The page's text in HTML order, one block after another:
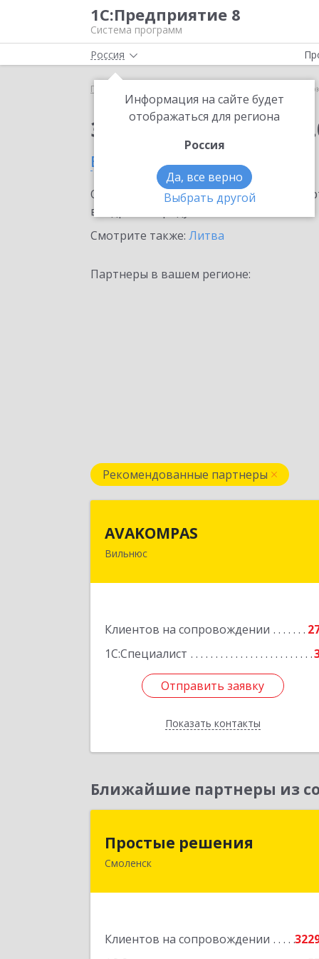
1С:Предприятие 8
Система программ
Россия
Информация на сайте будет
отображаться для региона
Россия
Да, все верно
Выбрать другой
Главная
Заказать 1С:Сверка
в Вильнюсе
Ознакомьтесь с информационными
внедрение продукта.
Смотрите также: Литва
Партнеры в вашем регионе:
Рекомендованные партнеры
AVAKOMPAS
Вильнюс
Клиентов на сопровождении
1С:Специалист
Отправить заявку
Показать контакты
Литва, LT-08236, г. Вильнюс, ул.
Отправить заявку
Назад
Ближайшие партнеры из
Простые решения
Смоленск
Клиентов на сопровождении
214015, Смоленская обл, Смоленск г,